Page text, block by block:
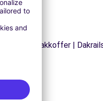
| Dakkoffer |